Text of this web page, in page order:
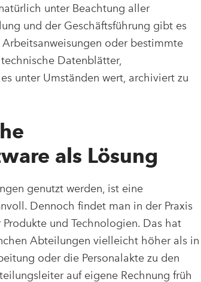
unter Beachtung aller
und der Geschäftsführung gibt es
oder bestimmte
Datenblätter,
unter Umständen wert, archiviert zu
als Lösung
genutzt werden, ist eine
Dennoch findet man in der Praxis
und Technologien. Das hat
Abteilungen vielleicht höher als in
oder die Personalakte zu den
auf eigene Rechnung früh